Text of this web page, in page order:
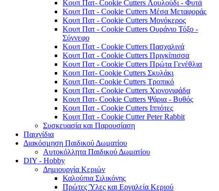
Κουπ Πατ- Cookie Cutters Λουλούδι - Φυτά
Κουπ Πατ - Cookie Cutters Μέσα Μεταφοράς
Κουπ Πατ - Cookie Cutters Μονόκερος
Κουπ Πατ - Cookie Cutters Ουράνιο Τόξο -
Σύννεφο
Κουπ Πατ - Cookie Cutters Πασχαλινά
Κουπ Πατ - Cookie Cutters Πριγκίπισσα
Κουπ Πατ - Cookie Cutters Πρώτα Γενέθλια
Κουπ Πατ- Cookie Cutters Σκυλάκι
Κουπ Πατ- Cookie Cutters Τροπικό
Κουπ Πατ - Cookie Cutters Χιονονιφάδα
Κουπ Πατ- Cookie Cutters Ψάρια - Βυθός
Κουπ Πατ - Cookie Cutters Ιππότες
Κουπ Πατ - Cookie Cutter Peter Rabbit
Συσκευασία και Παρουσίαση
Παιχνίδια
Διακόσμηση Παιδικού Δωματίου
Αυτοκόλλητα Παιδικού Δωματίου
DIY - Hobby
Δημιουργία Κεριών
Καλούπια Σιλικόνης
Πρώτες Ύλες και Εργαλεία Κεριού